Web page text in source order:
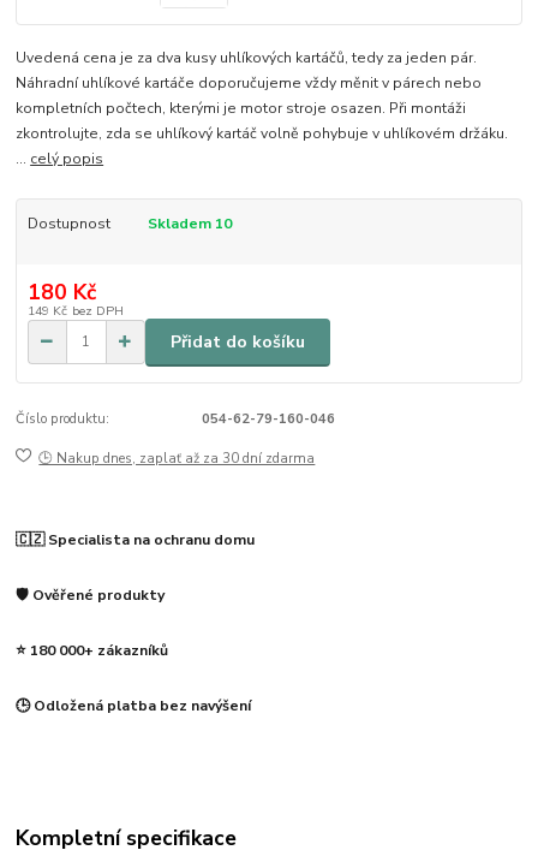
Uvedená cena je za dva kusy uhlíkových kartáčů, tedy za jeden pár.
Náhradní uhlíkové kartáče doporučujeme vždy měnit v párech nebo
kompletních počtech, kterými je motor stroje osazen. Při montáži
zkontrolujte, zda se uhlíkový kartáč volně pohybuje v uhlíkovém držáku.
... celý popis
Dostupnost Skladem 10
180 Kč
149 Kč bez DPH
Přidat do košíku
Číslo produktu: 054-62-79-160-046
🕒 Nakup dnes, zaplať až za 30 dní zdarma
🇨🇿 Specialista na ochranu domu
🛡️ Ověřené produkty
⭐ 180 000+ zákazníků
🕒 Odložená platba bez navýšení
Kompletní specifikace